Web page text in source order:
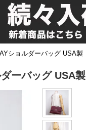
ショルダーバッグ USA製
ーバッグ USA製